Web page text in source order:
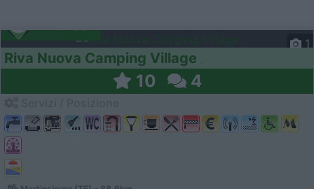
1
Riva Nuova Camping Village
10 4